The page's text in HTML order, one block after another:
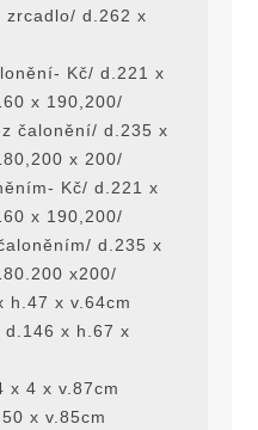
d.262 x
Kč/ d.221 x
x 190,200/
čalonění/ d.235 x
x 200/
Kč/ d.221 x
x 190,200/
d.235 x
x200/
h.47 x v.64cm
d.146 x h.67 x
x 4 x v.87cm
x v.85cm